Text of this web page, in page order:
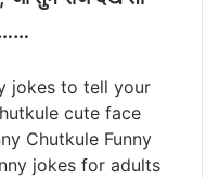
jokes to tell your
cute face
Chutkule Funny
jokes for adults